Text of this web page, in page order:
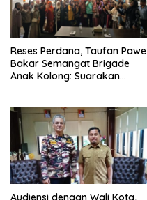
Reses Perdana, Taufan Pawe
Bakar Semangat Brigade
Anak Kolong: Suarakan
Audiensi dengan Wali Kota,